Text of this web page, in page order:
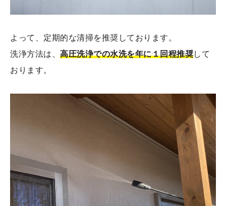
よって、定期的な清掃を推奨しております。
洗浄方法は、高圧洗浄での水洗を年に１回程推奨して
おります。